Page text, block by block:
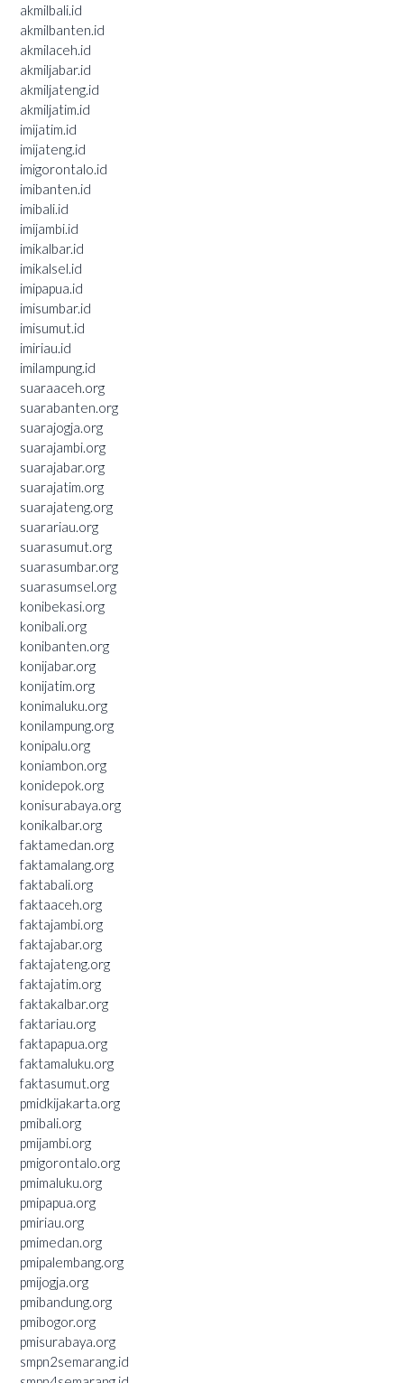
akmilbali.id
akmilbanten.id
akmilaceh.id
akmiljabar.id
akmiljateng.id
akmiljatim.id
imijatim.id
imijateng.id
imigorontalo.id
imibanten.id
imibali.id
imijambi.id
imikalbar.id
imikalsel.id
imipapua.id
imisumbar.id
imisumut.id
imiriau.id
imilampung.id
suaraaceh.org
suarabanten.org
suarajogja.org
suarajambi.org
suarajabar.org
suarajatim.org
suarajateng.org
suarariau.org
suarasumut.org
suarasumbar.org
suarasumsel.org
konibekasi.org
konibali.org
konibanten.org
konijabar.org
konijatim.org
konimaluku.org
konilampung.org
konipalu.org
koniambon.org
konidepok.org
konisurabaya.org
konikalbar.org
faktamedan.org
faktamalang.org
faktabali.org
faktaaceh.org
faktajambi.org
faktajabar.org
faktajateng.org
faktajatim.org
faktakalbar.org
faktariau.org
faktapapua.org
faktamaluku.org
faktasumut.org
pmidkijakarta.org
pmibali.org
pmijambi.org
pmigorontalo.org
pmimaluku.org
pmipapua.org
pmiriau.org
pmimedan.org
pmipalembang.org
pmijogja.org
pmibandung.org
pmibogor.org
pmisurabaya.org
smpn2semarang.id